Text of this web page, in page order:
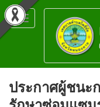
Toggle
navigation
ประกาศผู้ชนะ